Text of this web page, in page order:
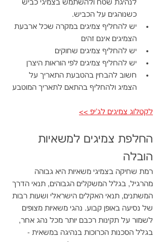
לנהיגת שטח ולהשתמש בצמיגי כביש
כשנוהגים על הכביש.
יש להחליף צמיגים במקרה שכל ארבעת
הצמיגים אינם זהים
יש להחליף צמיגים שחוקים
יש להחליף צמיגים לפי הוראות היצרן
חשוב להבחין בהטבעת התאריך על
הצמיג ולהחליף בהתאם לתאריך המוטבע
לקטלוג צמיגים לג'יפ >>
החלפת צמיגים למשאיות
הובלה
רמת שחיקה בצמיגי משאיות היא גבוהה
מהרגיל, בגלל המשקלים הגבוהים, תנאי הדרך
המשתנים, תנאי האקלים הישראלי ושעות רבות
של נסיעה באופן קבוע. נהגי משאיות מצופים
לשמור על תקינות רכבם יותר מכל נהג אחר,
בגלל הסכנות הכרוכות בנהיגה במשאית -